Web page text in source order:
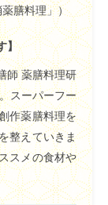
膳料理」）
】
師 薬膳料理研
スーパーフー
作薬膳料理を
整えていきま
スメの食材や